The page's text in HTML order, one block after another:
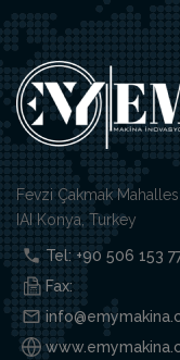
Fevzi Çakmak
IAI Konya, Turkey
Tel: +90 506 153
Fax: